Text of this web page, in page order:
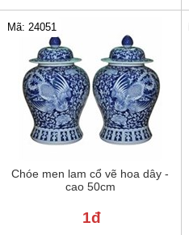
Chóe men lam cổ vẽ hoa dây -
cao 50cm
Mã: 24051
1đ